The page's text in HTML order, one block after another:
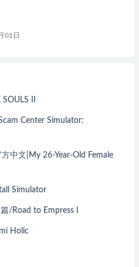
01日
II
Center Simulator:
中文|My 26-Year-Old Female
Simulator
/Road to Empress I
Holic